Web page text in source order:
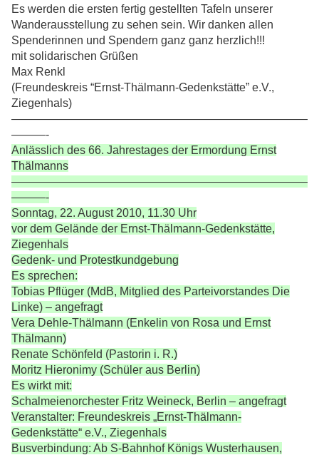
Es werden die ersten fertig gestellten Tafeln unserer
Wanderausstellung zu sehen sein. Wir danken allen
Spenderinnen und Spendern ganz ganz herzlich!!!
mit solidarischen Grüßen
Max Renkl
(Freundeskreis “Ernst-Thälmann-Gedenkstätte” e.V.,
Ziegenhals)
——————————————————————————
———-
Anlässlich des 66. Jahrestages der Ermordung Ernst
Thälmanns
——————————————————————————
———-
Sonntag, 22. August 2010, 11.30 Uhr
vor dem Gelände der Ernst-Thälmann-Gedenkstätte,
Ziegenhals
Gedenk- und Protestkundgebung
Es sprechen:
Tobias Pflüger (MdB, Mitglied des Parteivorstandes Die
Linke) – angefragt
Vera Dehle-Thälmann (Enkelin von Rosa und Ernst
Thälmann)
Renate Schönfeld (Pastorin i. R.)
Moritz Hieronimy (Schüler aus Berlin)
Es wirkt mit:
Schalmeienorchester Fritz Weineck, Berlin – angefragt
Veranstalter: Freundeskreis „Ernst-Thälmann-
Gedenkstätte“ e.V., Ziegenhals
Busverbindung: Ab S-Bahnhof Königs Wusterhausen,